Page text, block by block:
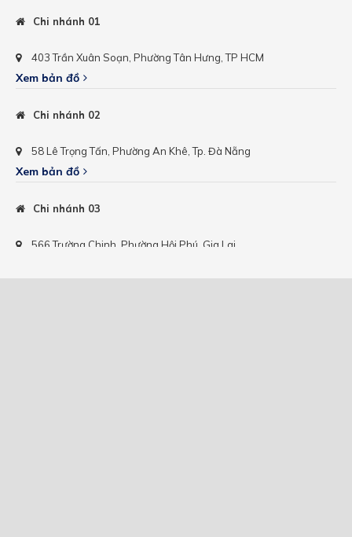
Chi nhánh 01
403 Trần Xuân Soạn, Phường Tân Hưng, TP HCM
Xem bản đồ
Chi nhánh 02
58 Lê Trọng Tấn, Phường An Khê, Tp. Đà Nẵng
Xem bản đồ
Chi nhánh 03
566 Trường Chinh, Phường Hội Phú, Gia Lai